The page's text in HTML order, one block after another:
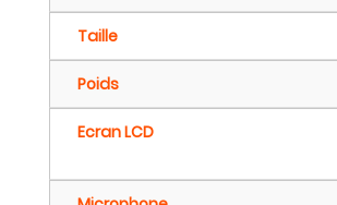
Taille
Poids
Ecran LCD